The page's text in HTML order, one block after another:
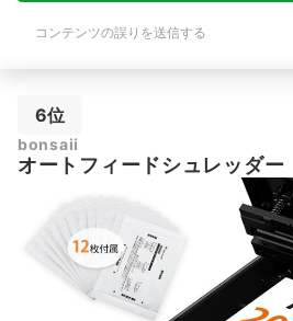
コンテンツの誤りを送信する
6位
bonsaii
オートフィードシュレッダー